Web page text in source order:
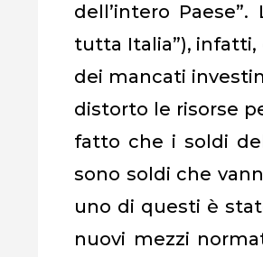
dell’intero
tutta Italia”), infatti,
dei mancati
distorto le risorse
fatto che i soldi
sono soldi che
uno di questi è
nuovi mezzi